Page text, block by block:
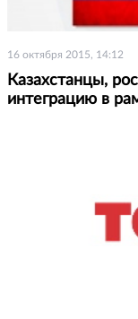
16 октября 2015, 14:12
Казахстанцы,
интеграцию в